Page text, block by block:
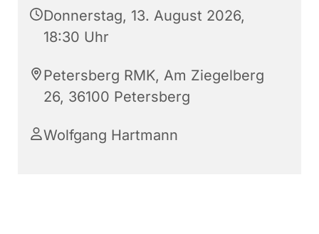
Donnerstag, 13. August 2026,
18:30 Uhr
Petersberg RMK, Am Ziegelberg
26, 36100 Petersberg
Wolfgang Hartmann